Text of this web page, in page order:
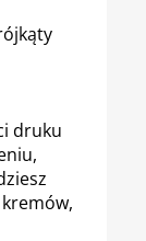
druku